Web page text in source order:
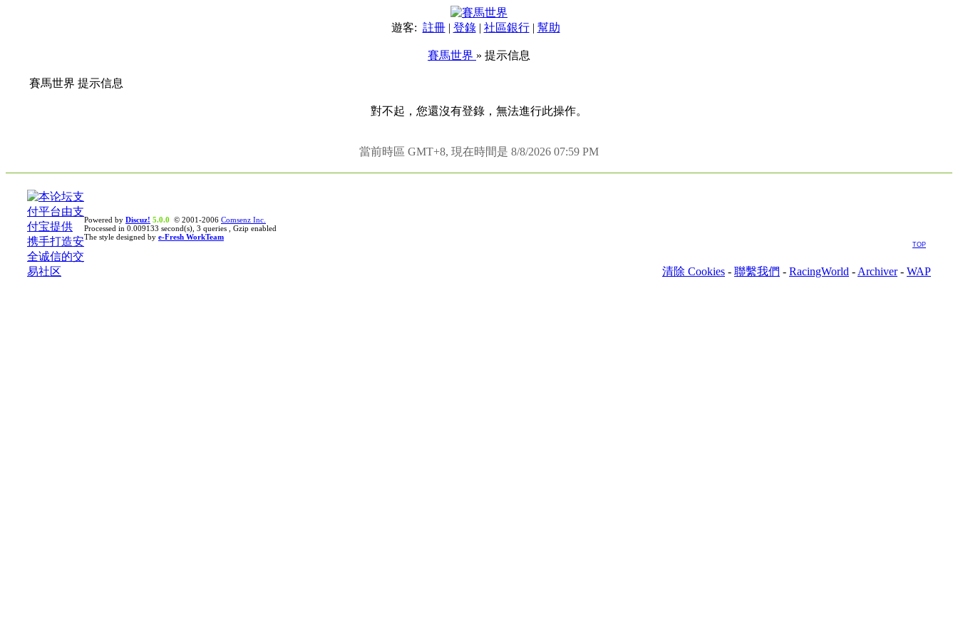
遊客: 註冊| 登錄| 社區銀行| 幫助
賽馬世界 » 提示信息
賽馬世界 提示信息
對不起，您還沒有登錄，無法進行此操作。
當前時區 GMT+8, 現在時間是 8/8/2026 07:59 PM
Powered by Discuz! 5.0.0 © 2001-2006 Comsenz Inc.
Processed in 0.009133 second(s), 3 queries , Gzip enabled
The style designed by e-Fresh WorkTeam
TOP
清除 Cookies - 聯繫我們 - RacingWorld - Archiver- WAP